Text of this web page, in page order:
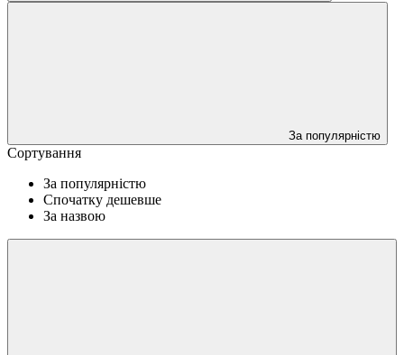
За популярністю
Сортування
За популярністю
Спочатку дешевше
За назвою